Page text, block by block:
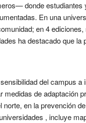
donde estudiantes
En una
en 4
ha destacado que
del campus
de adaptación
en la prevención
, incluye